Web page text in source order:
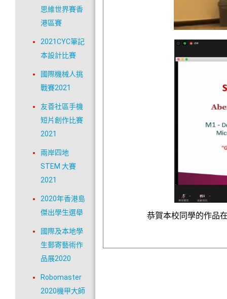
恭賀本校同學的作品
思維世界賽香
港區賽
2021CYC筆記
本設計比賽
國際機械人挑
戰賽2021
友善社區手機
短片創作比賽
2021
兩岸四地
STEM 大賽
2021
2020年香港島
傑出學生選舉
國際及本地學
生郵寄藝術作
品展2020
Robomaster
2020機甲大師